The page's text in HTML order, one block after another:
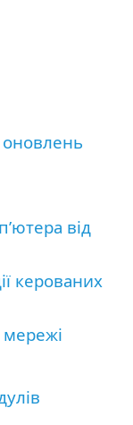
оновлень
від
керованих
мережі